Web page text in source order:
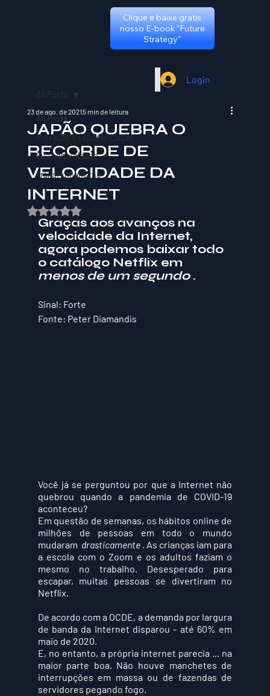
Clique e baixe gratis
nosso E-book "Future
Strategy"
Login
All Posts
Inovação e Exponenciação
Sua comunidade
TransHumanismo
All Posts
JAPÃO QUEBRA O
RECORDE DE
VELOCIDADE DA
INTERNET
23 de ago. de 20215 min de leitura
Avaliado com NaN de 5 estrelas.
Graças aos avanços na
velocidade da Internet,
agora podemos baixar todo
o catálogo Netflix em
menos de um segundo .
Sinal: Forte
Fonte: Peter Diamandis
Você já se perguntou por que a Internet não
quebrou quando a pandemia de COVID-19
aconteceu?
Em questão de semanas, os hábitos online de
milhões de pessoas em todo o mundo
mudaram drasticamente . As crianças iam para
a escola com o Zoom e os adultos faziam o
mesmo no trabalho. Desesperado para
escapar, muitas pessoas se divertiram no
Netflix.
De acordo com a OCDE, a demanda por largura
de banda da Internet disparou - até 60% em
maio de 2020.
E, no entanto, a própria internet parecia ... na
maior parte boa. Não houve manchetes de
interrupções em massa ou de fazendas de
servidores pegando fogo.